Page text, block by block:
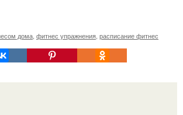
дома фитнес упражнения расписание фитнес